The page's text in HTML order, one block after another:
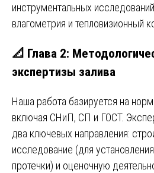
инструментальных
влагометрия и тепловизионный
📐 Глава 2:
экспертизы залива
Наша работа базируется на
включая СНиП, СП и ГОСТ.
два ключевых направления:
исследование (для
протечки) и оценочную